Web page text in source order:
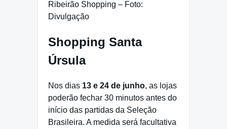
Ribeirão Shopping – Foto:
Divulgação
Shopping Santa
Úrsula
Nos dias 13 e 24 de junho, as lojas
poderão fechar 30 minutos antes do
início das partidas da Seleção
Brasileira. A medida será facultativa